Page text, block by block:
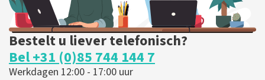
Bestelt u liever telefonisch?
Bel +31 (0)85 744 144 7
Werkdagen 12:00 - 17:00 uur